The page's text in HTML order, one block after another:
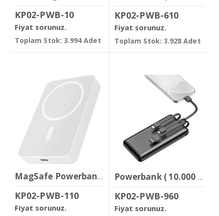
KP02-PWB-10
Fiyat sorunuz.
Toplam Stok: 3.994 Adet
KP02-PWB-610
Fiyat sorunuz.
Toplam Stok: 3.928 Adet
MagSafe Powerbank ( 10.000 mAh )
KP02-PWB-110
Fiyat sorunuz.
Powerbank ( 10.000 mAh )
KP02-PWB-960
Fiyat sorunuz.